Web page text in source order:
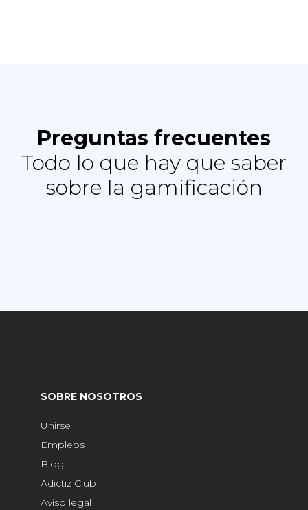
Preguntas frecuentes
Todo lo que hay que saber
sobre la gamificación
SOBRE NOSOTROS
Unirse
Empleos
Blog
Adictiz Club
Aviso legal